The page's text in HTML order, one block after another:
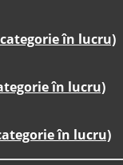
în lucru)
în lucru)
în lucru)